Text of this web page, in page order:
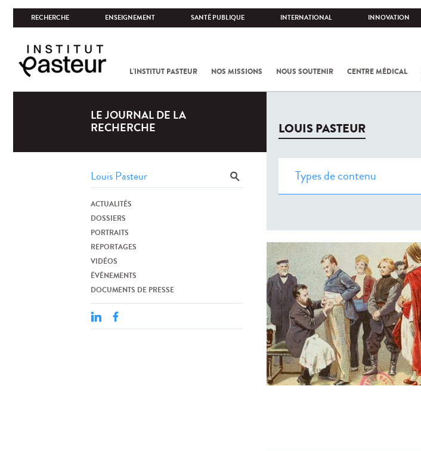
RECHERCHE ENSEIGNEMENT SANTÉ PUBLIQUE INTERNATIONAL INNOVATION
L'INSTITUT PASTEUR NOS MISSIONS NOUS SOUTENIR CENTRE MÉDICAL
LE JOURNAL DE LA
RECHERCHE
ACTUALITÉS
DOSSIERS
PORTRAITS
REPORTAGES
VIDÉOS
ÉVÉNEMENTS
DOCUMENTS DE PRESSE
LOUIS PASTEUR